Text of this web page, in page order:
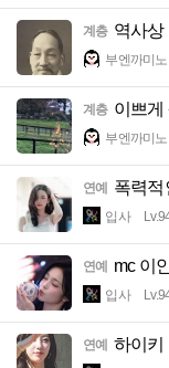
계층 역사상
부엔까미노
계층 이쁘게
부엔까미노
연예 폭력적
입사
연예 mc 이
입사
연예 하이키